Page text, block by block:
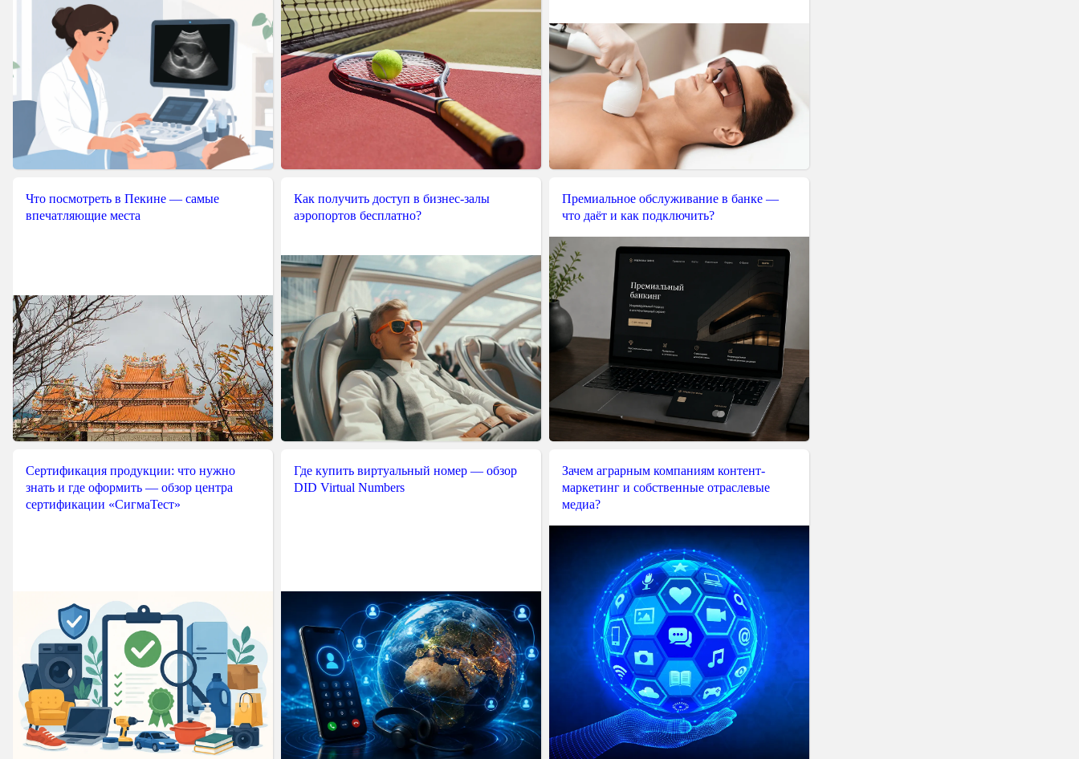
Что посмотреть в Пекине — самые
впечатляющие места
Как получить доступ в бизнес-залы
аэропортов бесплатно?
Премиальное обслуживание в банке —
что даёт и как подключить?
Сертификация продукции: что нужно
знать и где оформить — обзор центра
сертификации «СигмаТест»
Где купить виртуальный номер — обзор
DID Virtual Numbers
Зачем аграрным компаниям контент-
маркетинг и собственные отраслевые
медиа?